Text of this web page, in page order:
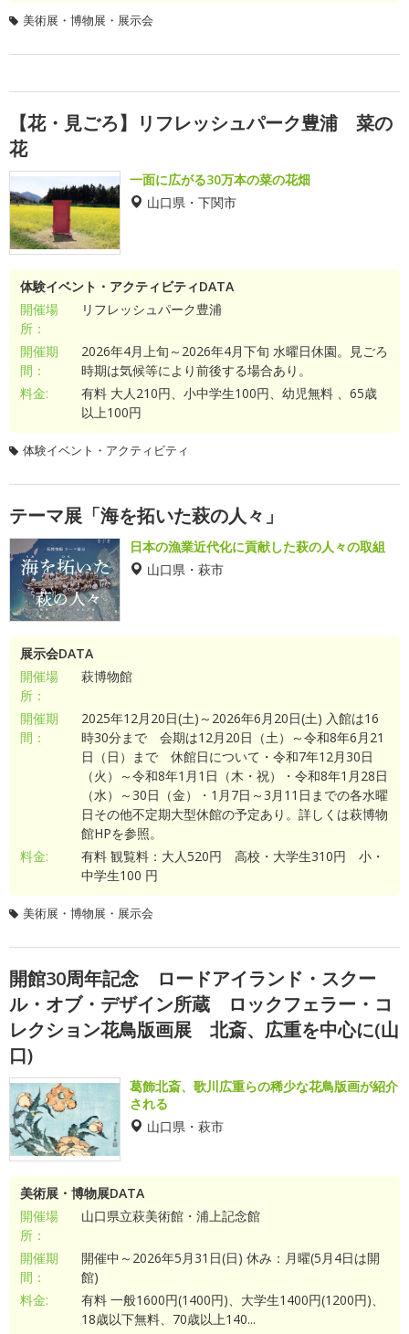
美術展・博物展・展示会
【花・見ごろ】リフレッシュパーク豊浦 菜の
花
一面に広がる30万本の菜の花畑
山口県・下関市
体験イベント・アクティビティDATA
開催場
所：
リフレッシュパーク豊浦
開催期
間：
2026年4月上旬～2026年4月下旬 水曜日休園。見ごろ
時期は気候等により前後する場合あり。
料金:
有料 大人210円、小中学生100円、幼児無料 、65歳
以上100円
体験イベント・アクティビティ
テーマ展「海を拓いた萩の人々」
日本の漁業近代化に貢献した萩の人々の取組
山口県・萩市
展示会DATA
開催場
所：
萩博物館
開催期
間：
2025年12月20日(土)～2026年6月20日(土) 入館は16
時30分まで 会期は12月20日（土）～令和8年6月21
日（日）まで 休館日について・令和7年12月30日
（火）～令和8年1月1日（木・祝）・令和8年1月28日
（水）～30日（金）・1月7日～3月11日までの各水曜
日その他不定期大型休館の予定あり。詳しくは萩博物
館HPを参照。
料金:
有料 観覧料：大人520円 高校・大学生310円 小・
中学生100 円
美術展・博物展・展示会
開館30周年記念 ロードアイランド・スクー
ル・オブ・デザイン所蔵 ロックフェラー・コ
レクション花鳥版画展 北斎、広重を中心に(山
口)
葛飾北斎、歌川広重らの稀少な花鳥版画が紹介
される
山口県・萩市
美術展・博物展DATA
開催場
所：
山口県立萩美術館・浦上記念館
開催期
間：
開催中～2026年5月31日(日) 休み：月曜(5月4日は開
館)
料金:
有料 一般1600円(1400円)、大学生1400円(1200円)、
18歳以下無料、70歳以上140...